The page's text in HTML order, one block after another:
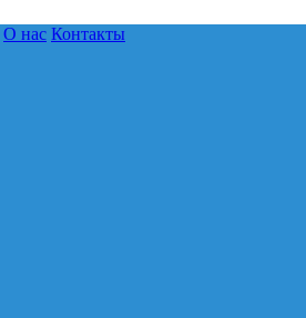
О нас Контакты